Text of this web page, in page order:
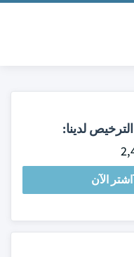
لدينا:
اشتر الآن